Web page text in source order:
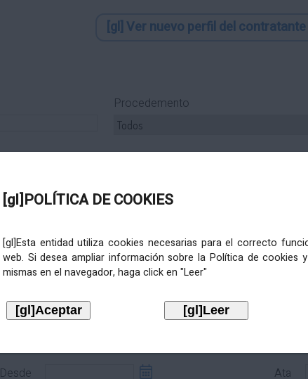
[gl]POLÍTICA DE COOKIES
[gl]Esta entidad utiliza cookies necesarias para el correcto
web. Si desea ampliar información sobre la Política de cookies
mismas en el navegador, haga click en "Leer"
[gl] Ver nuevo perfil del contratante
Procedemento
Desde Ata